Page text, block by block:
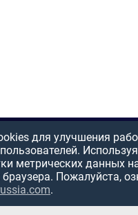
для улучшения
метрических данных
браузера. Пожалуйста,
.